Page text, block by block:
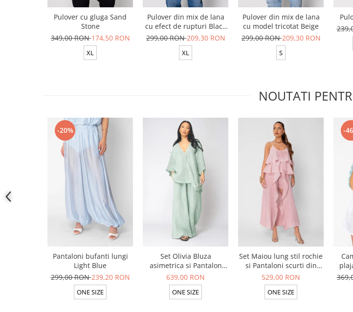
Pulover cu gluga Sand
Stone
349,00 RON174,50 RON
XL
Pulover din mix de lana
cu efect de rupturi Black
New
299,00 RON209,30 RON
XL
Pulover din mix de lana
cu model tricotat Beige
299,00 RON209,30 RON
S
NOUTATI
-20%
Pantaloni bufanti lungi
Light Blue
299,00 RON239,20 RON
ONE SIZE
Set Olivia Bluza
asimetrica si Pantalon
lung din 100% in Light
Olive
639,00 RON
ONE SIZE
Set Maiou lung stil rochie
si Pantaloni scurti din
100% in Rose
529,00 RON
ONE SIZE
-